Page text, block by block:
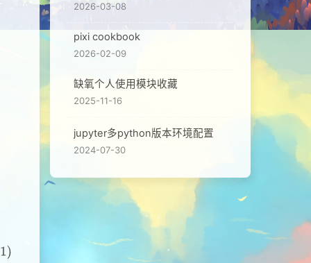
2026-03-08
pixi cookbook
2026-02-09
缺氧个人使用模块收藏
2025-11-16
jupyter多python版本环境配置
2024-07-30